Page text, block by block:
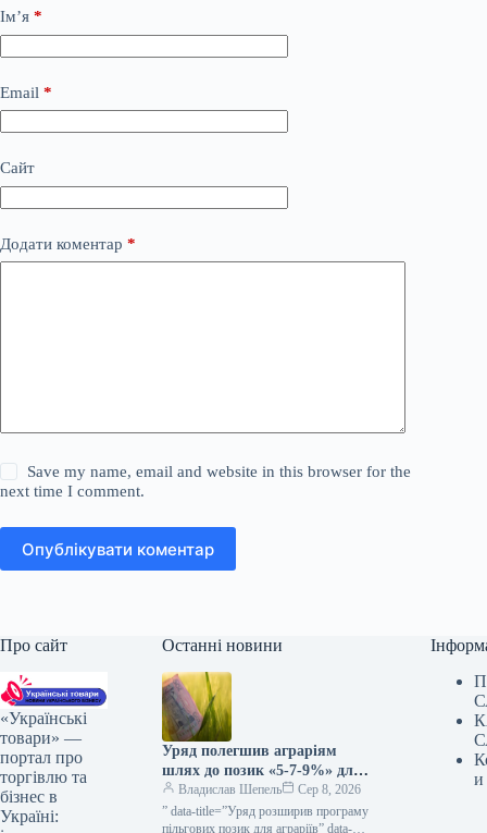
Ім’я *
Email *
Сайт
Додати коментар *
Save my name, email and website in this browser for the
next time I comment.
Опублікувати коментар
Про сайт
«Українські
товари» —
портал про
торгівлю та
бізнес в
Україні:
Останні новини
Уряд полегшив аграріям
шлях до позик «5-7-9%» для
весняних посівних робіт та
виробничих завдань —
КУРКУЛЬ
Владислав Шепель
Сер 8, 2026
” data-title=”Уряд розширив програму
пільгових позик для аграріїв” data-
и